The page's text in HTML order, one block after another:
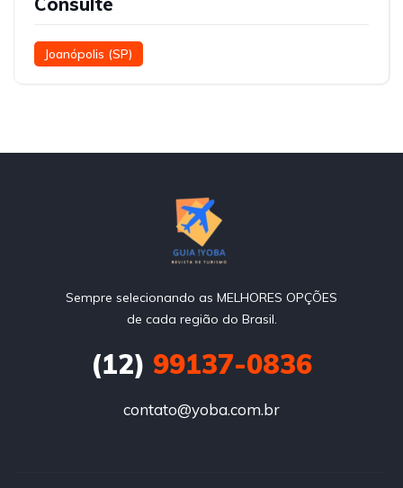
Joanópolis (SP)
Sempre selecionando as MELHORES OPÇÕES
de cada região do Brasil.
(12) 99137-0836
contato@yoba.com.br